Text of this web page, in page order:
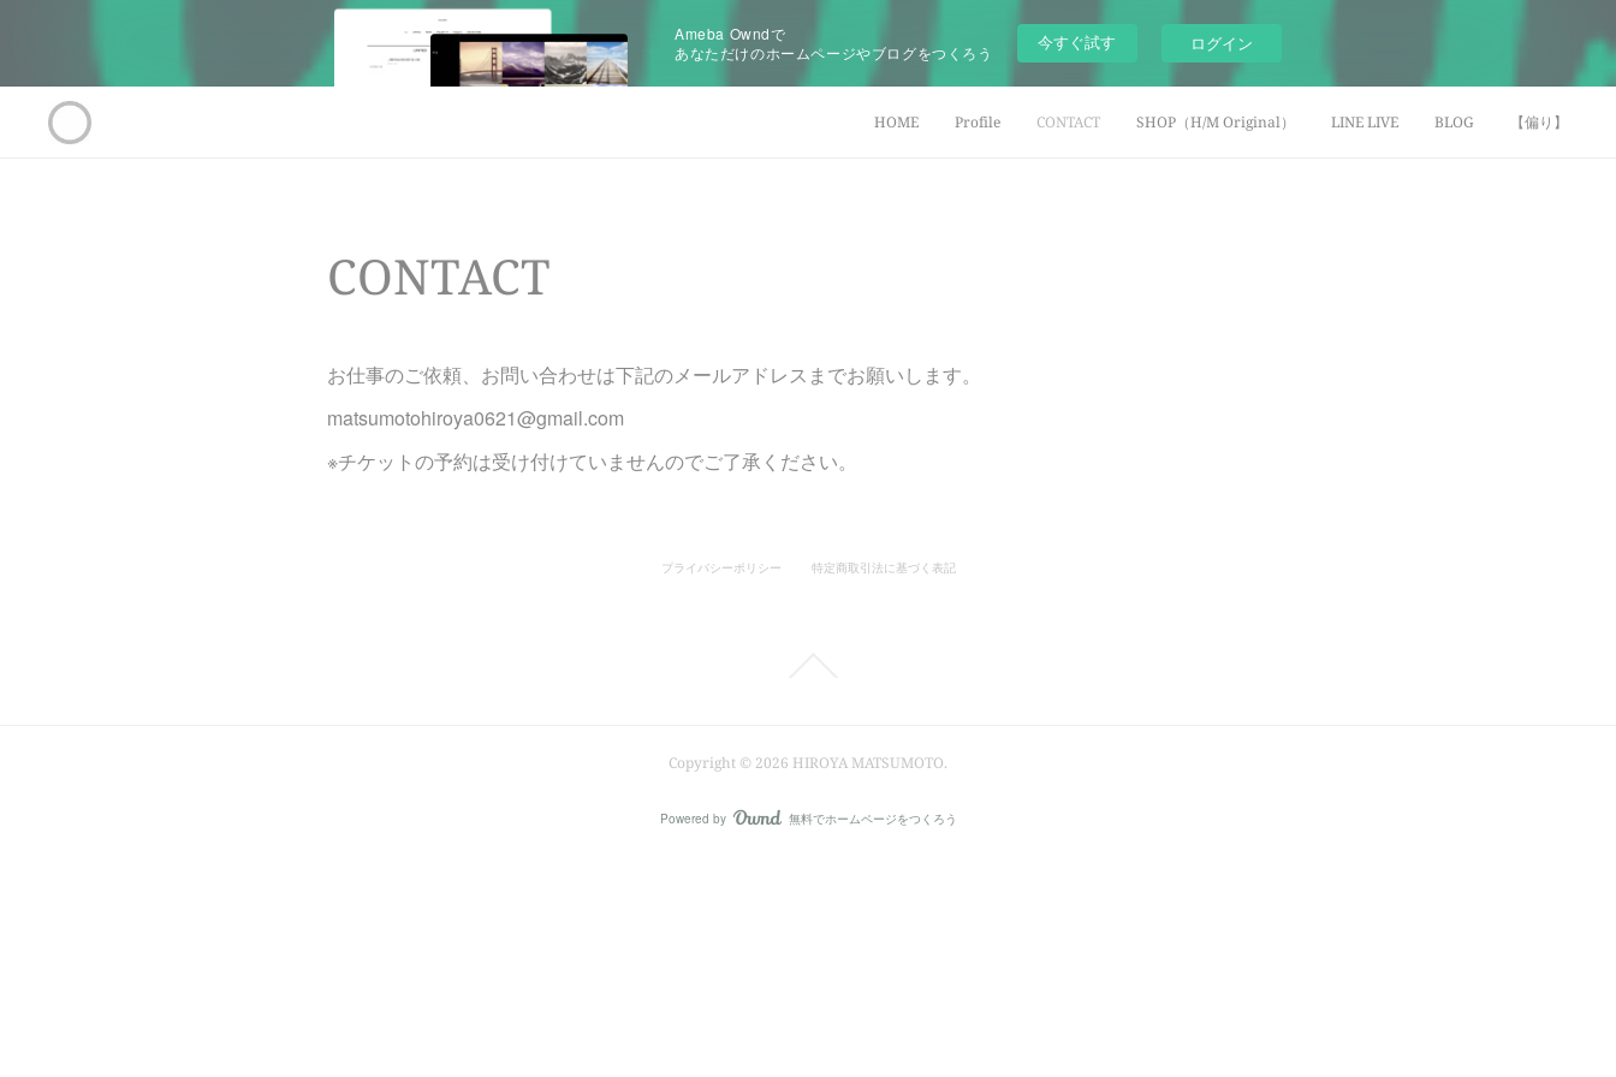
Ameba Owndで
あなただけのホームページやブログをつくろう
今すぐ試す ログイン
HOME Profile CONTACT SHOP（H/M Original） LINE LIVE BLOG 【偏り】
CONTACT
お仕事のご依頼、お問い合わせは下記のメールアドレスまでお願いします。
matsumotohiroya0621@gmail.com
※チケットの予約は受け付けていませんのでご了承ください。
プライバシーポリシー 特定商取引法に基づく表記
Copyright © 2026 HIROYA MATSUMOTO.
Powered by AmebaOwnd
無料でホームページをつくろう